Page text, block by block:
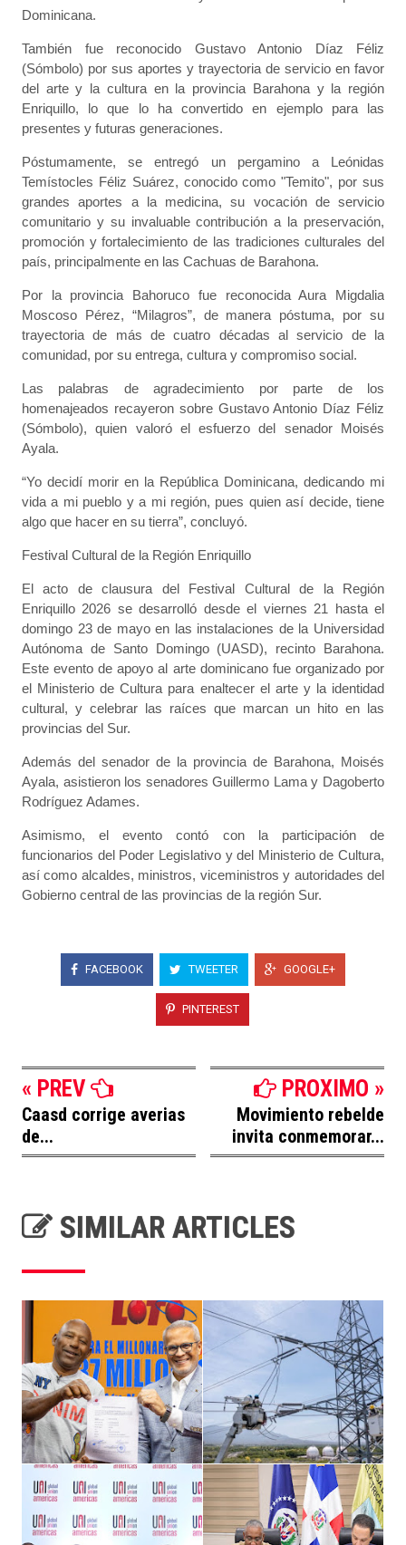
Dominicana.
También fue reconocido Gustavo Antonio Díaz Féliz
(Sómbolo) por sus aportes y trayectoria de servicio en favor
del arte y la cultura en la provincia Barahona y la región
Enriquillo, lo que lo ha convertido en ejemplo para las
presentes y futuras generaciones.
Póstumamente, se entregó un pergamino a Leónidas
Temístocles Féliz Suárez, conocido como "Temito", por sus
grandes aportes a la medicina, su vocación de servicio
comunitario y su invaluable contribución a la preservación,
promoción y fortalecimiento de las tradiciones culturales del
país, principalmente en las Cachuas de Barahona.
Por la provincia Bahoruco fue reconocida Aura Migdalia
Moscoso Pérez, “Milagros”, de manera póstuma, por su
trayectoria de más de cuatro décadas al servicio de la
comunidad, por su entrega, cultura y compromiso social.
Las palabras de agradecimiento por parte de los
homenajeados recayeron sobre Gustavo Antonio Díaz Féliz
(Sómbolo), quien valoró el esfuerzo del senador Moisés
Ayala.
“Yo decidí morir en la República Dominicana, dedicando mi
vida a mi pueblo y a mi región, pues quien así decide, tiene
algo que hacer en su tierra”, concluyó.
Festival Cultural de la Región Enriquillo
El acto de clausura del Festival Cultural de la Región
Enriquillo 2026 se desarrolló desde el viernes 21 hasta el
domingo 23 de mayo en las instalaciones de la Universidad
Autónoma de Santo Domingo (UASD), recinto Barahona.
Este evento de apoyo al arte dominicano fue organizado por
el Ministerio de Cultura para enaltecer el arte y la identidad
cultural, y celebrar las raíces que marcan un hito en las
provincias del Sur.
Además del senador de la provincia de Barahona, Moisés
Ayala, asistieron los senadores Guillermo Lama y Dagoberto
Rodríguez Adames.
Asimismo, el evento contó con la participación de
funcionarios del Poder Legislativo y del Ministerio de Cultura,
así como alcaldes, ministros, viceministros y autoridades del
Gobierno central de las provincias de la región Sur.
FACEBOOK TWEETER GOOGLE+
PINTEREST
« PREV
Caasd corrige averias
de...
PROXIMO »
Movimiento rebelde
invita conmemorar...
SIMILAR ARTICLES